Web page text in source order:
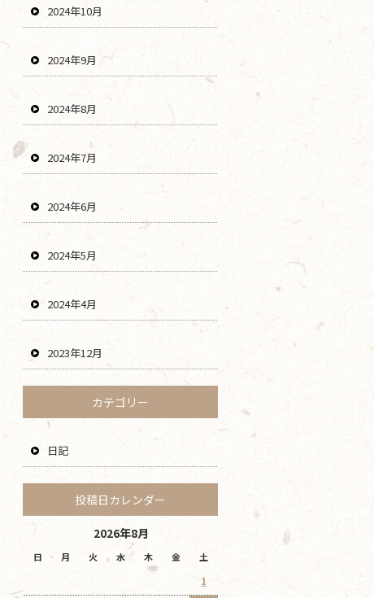
2024年10月
2024年9月
2024年8月
2024年7月
2024年6月
2024年5月
2024年4月
2023年12月
カテゴリー
日記
投稿日カレンダー
2026年8月
日 月 火 水 木 金 土
1